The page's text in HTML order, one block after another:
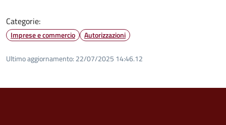
Categorie:
Imprese e commercio Autorizzazioni
Ultimo aggiornamento: 22/07/2025 14:46.12